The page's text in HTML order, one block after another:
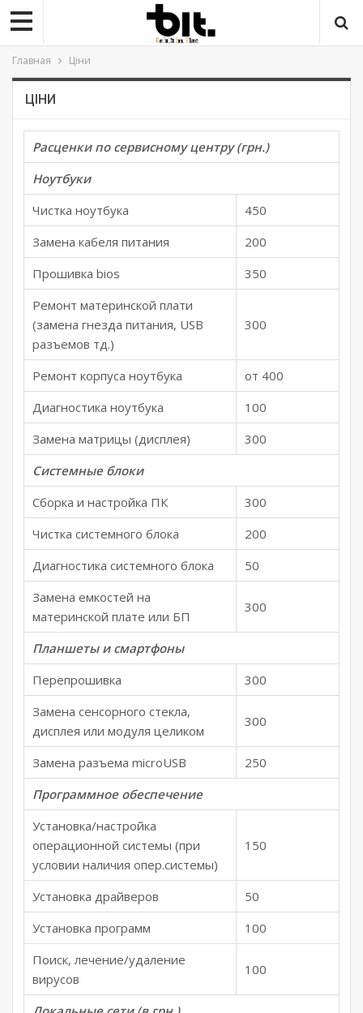
Главная Ціни
ЦІНИ
Расценки по сервисному центру (грн.)
Ноутбуки
Чистка ноутбука
450
Замена кабеля питания
200
Прошивка bios
350
Ремонт материнской плати
(замена гнезда питания, USB
разъемов тд.)
300
Ремонт корпуса ноутбука
от 400
Диагностика ноутбука
100
Замена матрицы (дисплея)
300
Системные блоки
Сборка и настройка ПК
300
Чистка системного блока
200
Диагностика системного блока
50
Замена емкостей на
материнской плате или БП
300
Планшеты и смартфоны
Перепрошивка
300
Замена сенсорного стекла,
дисплея или модуля целиком
300
Замена разъема microUSB
250
Программное обеспечение
Установка/настройка
операционной системы (при
условии наличия опер.системы)
150
Установка драйверов
50
Установка программ
100
Поиск, лечение/удаление
вирусов
100